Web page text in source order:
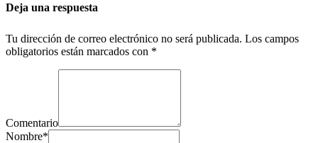
Deja una respuesta
Tu dirección de correo electrónico no será publicada. Los campos
obligatorios están marcados con *
Comentario
Nombre*